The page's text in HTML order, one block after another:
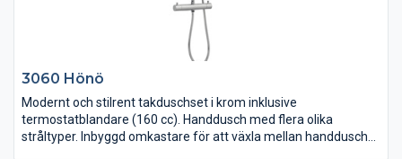
3060 Hönö
Modernt och stilrent takduschset i krom inklusive
termostatblandare (160 cc). Handdusch med flera olika
stråltyper. Inbyggd omkastare för att växla mellan handdusch